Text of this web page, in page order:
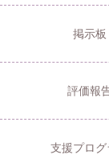
あゆむZIBUN LABO
サービス内容
支援プログラム
ご利用について
採用情報
掲示板
評価報
支援プログ